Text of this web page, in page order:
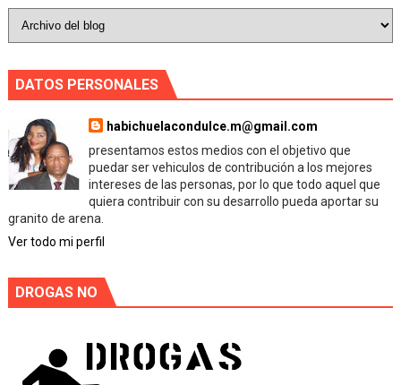
DATOS PERSONALES
habichuelacondulce.m@gmail.com
presentamos estos medios con el objetivo que
puedar ser vehiculos de contribución a los mejores
intereses de las personas, por lo que todo aquel que
quiera contribuir con su desarrollo pueda aportar su
granito de arena.
Ver todo mi perfil
DROGAS NO